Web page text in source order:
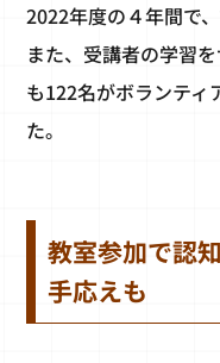
2022年度の４年間で
また、受講者の学習
も122名がボランティ
た。
教室参加で認
手応えも